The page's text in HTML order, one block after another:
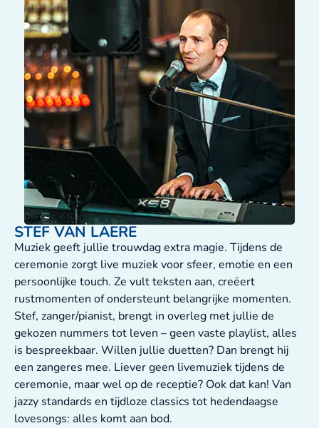
STEF VAN LAERE
Muziek geeft jullie trouwdag extra magie. Tijdens de
ceremonie zorgt live muziek voor sfeer, emotie en een
persoonlijke touch. Ze vult teksten aan, creëert
rustmomenten of ondersteunt belangrijke momenten.
Stef, zanger/pianist, brengt in overleg met jullie de
gekozen nummers tot leven – geen vaste playlist, alles
is bespreekbaar. Willen jullie duetten? Dan brengt hij
een zangeres mee. Liever geen livemuziek tijdens de
ceremonie, maar wel op de receptie? Ook dat kan! Van
jazzy standards en tijdloze classics tot hedendaagse
lovesongs: alles komt aan bod.